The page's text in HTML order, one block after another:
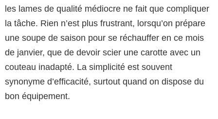
les lames de qualité médiocre ne fait que compliquer
la tâche. Rien n’est plus frustrant, lorsqu’on prépare
une soupe de saison pour se réchauffer en ce mois
de janvier, que de devoir scier une carotte avec un
couteau inadapté. La simplicité est souvent
synonyme d’efficacité, surtout quand on dispose du
bon équipement.